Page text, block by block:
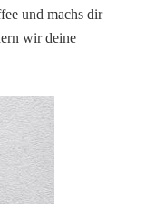
und machs dir
wir deine